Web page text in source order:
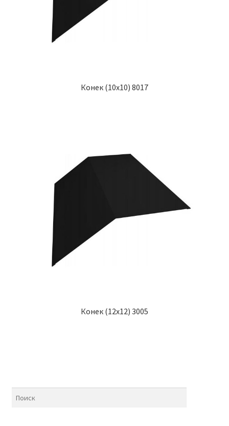
Конек (10х10) 8017
Конек (12х12) 3005